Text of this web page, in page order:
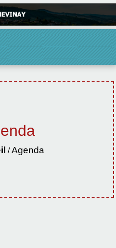
/Agenda